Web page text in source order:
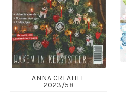
ANNA CREATIEF
2023/58